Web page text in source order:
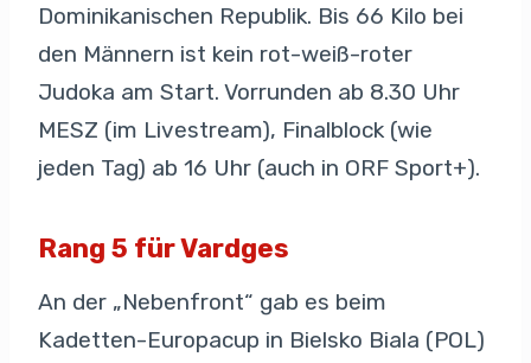
Dominikanischen Republik. Bis 66 Kilo bei
den Männern ist kein rot-weiß-roter
Judoka am Start. Vorrunden ab 8.30 Uhr
MESZ (im Livestream), Finalblock (wie
jeden Tag) ab 16 Uhr (auch in ORF Sport+).
Rang 5 für Vardges
An der „Nebenfront“ gab es beim
Kadetten-Europacup in Bielsko Biala (POL)